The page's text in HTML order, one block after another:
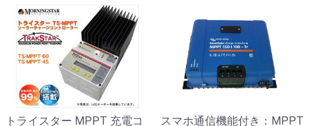
トライスター MPPT 充電コ
スマホ通信機能付き：MPPT